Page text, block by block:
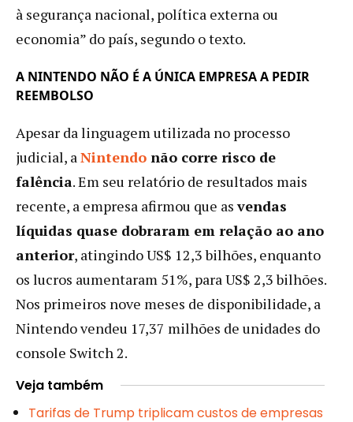
à segurança nacional, política externa ou
economia” do país, segundo o texto.
A NINTENDO NÃO É A ÚNICA EMPRESA A PEDIR
REEMBOLSO
Apesar da linguagem utilizada no processo
judicial, aNintendo não corre risco de
falência. Em seu relatório de resultados mais
recente, a empresa afirmou que asvendas
líquidas quase dobraram em relação ao ano
anterior, atingindo US$ 12,3 bilhões, enquanto
os lucros aumentaram 51%, para US$ 2,3 bilhões.
Nos primeiros nove meses de disponibilidade, a
Nintendo vendeu 17,37 milhões de unidades do
console Switch 2.
Veja também
Tarifas de Trump triplicam custos de empresas